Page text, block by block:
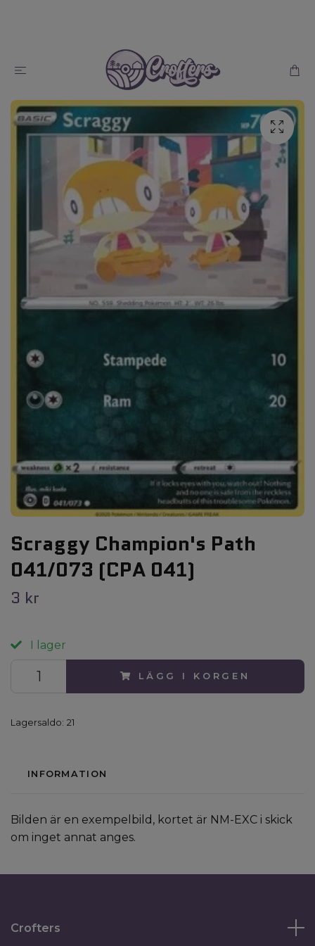
Scraggy Champion's Path
041/073 (CPA 041)
3 kr
I lager
LÄGG I KORGEN
Lagersaldo: 21
INFORMATION
Bilden är en exempelbild, kortet är NM-EXC i skick
om inget annat anges.
Crofters